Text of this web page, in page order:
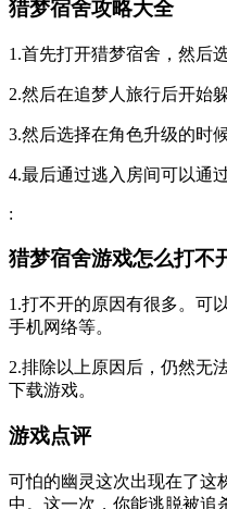
猎梦宿舍攻略大全
1.首先打开猎梦宿舍，然后
2.然后在追梦人旅行后开始躲
3.然后选择在角色升级的时
4.最后通过逃入房间可以通
:
猎梦宿舍游戏怎么打不
1.打不开的原因有很多。可
手机网络等。
2.排除以上原因后，仍然无
下载游戏。
游戏点评
可怕的幽灵这次出现在了这
中。这一次，你能逃脱被追